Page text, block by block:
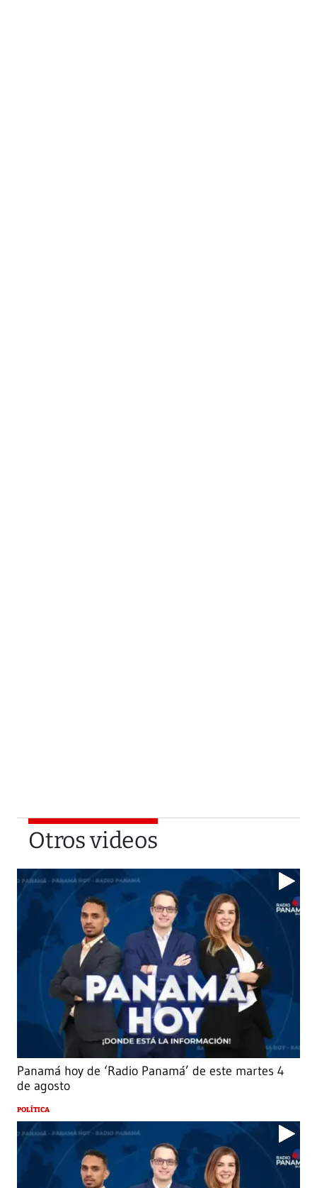
Otros videos
Panamá hoy de ‘Radio Panamá’ de este martes 4
de agosto
POLÍTICA